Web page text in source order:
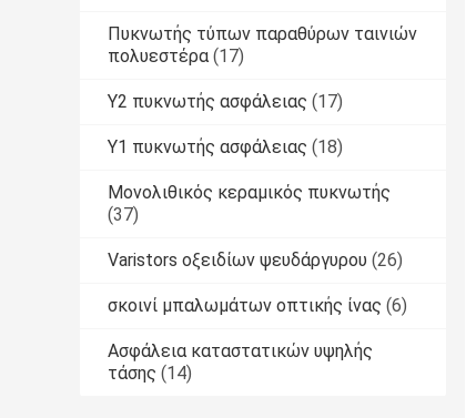
Πυκνωτής τύπων παραθύρων ταινιών
πολυεστέρα (17)
Y2 πυκνωτής ασφάλειας (17)
Y1 πυκνωτής ασφάλειας (18)
Μονολιθικός κεραμικός πυκνωτής
(37)
Varistors οξειδίων ψευδάργυρου (26)
σκοινί μπαλωμάτων οπτικής ίνας (6)
Ασφάλεια καταστατικών υψηλής
τάσης (14)